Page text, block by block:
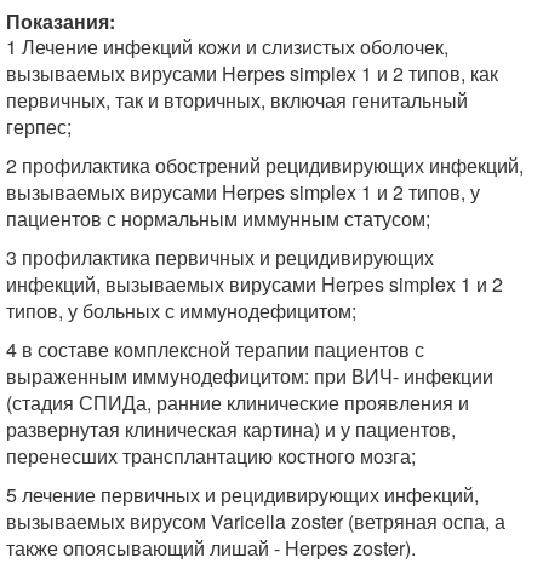
Показания:
1 Лечение инфекций кожи и слизистых оболочек,
вызываемых вирусами Herpes simplex 1 и 2 типов, как
первичных, так и вторичных, включая генитальный
герпес;
2 профилактика обострений рецидивирующих инфекций,
вызываемых вирусами Herpes simplex 1 и 2 типов, у
пациентов с нормальным иммунным статусом;
3 профилактика первичных и рецидивирующих
инфекций, вызываемых вирусами Herpes simplex 1 и 2
типов, у больных с иммунодефицитом;
4 в составе комплексной терапии пациентов с
выраженным иммунодефицитом: при ВИЧ- инфекции
(стадия СПИДа, ранние клинические проявления и
развернутая клиническая картина) и у пациентов,
перенесших трансплантацию костного мозга;
5 лечение первичных и рецидивирующих инфекций,
вызываемых вирусом Varicella zoster (ветряная оспа, а
также опоясывающий лишай - Herpes zoster).